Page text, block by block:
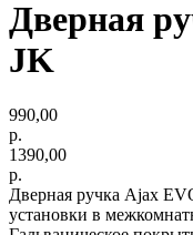
Дверная
JK
990,00
р.
1390,00
р.
Дверная ручка Ajax
установки в